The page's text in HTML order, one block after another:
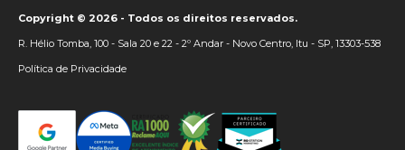
Copyright © 2026 - Todos os direitos reservados.
R. Hélio Tomba, 100 - Sala 20 e 22 - 2º Andar - Novo Centro, Itu - SP, 13303-538
Política de Privacidade